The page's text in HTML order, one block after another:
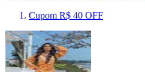
Cupom R$ 40 OFF